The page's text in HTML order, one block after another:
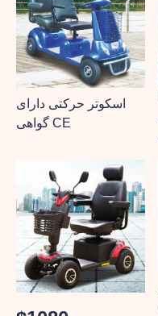
اسکوتر حرکتی دارای
گواهی CE